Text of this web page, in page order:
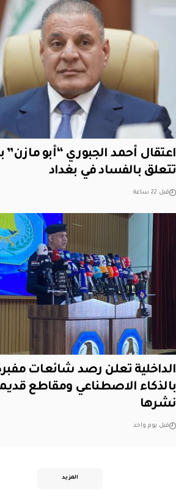
اعتقال أحمد الجبوري “أبو مازن”
تتعلق بالفساد في بغداد
قبل 22 ساعة
الداخلية تعلن رصد شائعات
بالذكاء الاصطناعي ومقاطع
نشرها
قبل يوم واحد
المزيد